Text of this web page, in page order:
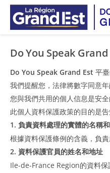
Overslaan naar
Do You Speak
Do You Speak Grand Est 平
我們提醒您，法律將數字同意
您與我們共用的個人信息是安
此個人資料保護政策的目的是
1. 負責資料處理的實體的名稱
根據資料保護條例的含義，負
2. 資料保護官員的姓名和地址
Ile-de-France Region的資料保